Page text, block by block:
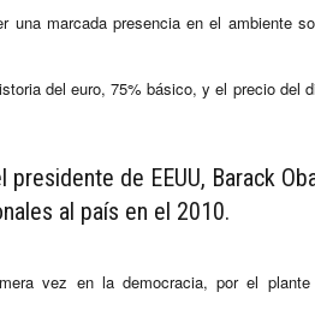
una marcada presencia en el ambiente
del euro, 75% básico, y el precio del
de EEUU, Barack
al país en el 2010.
vez en la democracia, por el